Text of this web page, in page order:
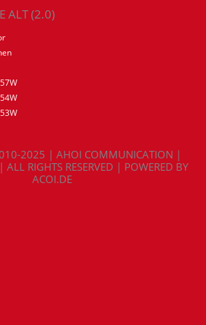
ALT (2.0)
2025 | AHOI COMMUNICATION |
ALL RIGHTS RESERVED | POWERED BY
ACOI.DE